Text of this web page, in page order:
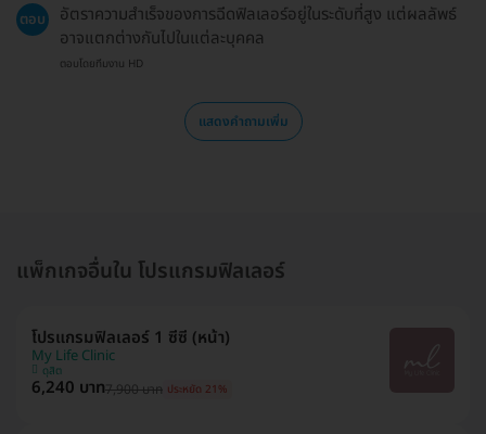
ตอบ
อัตราความสำเร็จของการฉีดฟิลเลอร์อยู่ในระดับที่สูง แต่ผลลัพธ์
อาจแตกต่างกันไปในแต่ละบุคคล
ตอบโดยทีมงาน HD
แสดงคำถามเพิ่ม
แพ็กเกจอื่นใน โปรแกรมฟิลเลอร์
โปรแกรมฟิลเลอร์ 1 ซีซี (หน้า)
My Life Clinic
ดุสิต
6,240 บาท7,900 บาท ประหยัด 21%